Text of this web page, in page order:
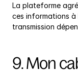
La plateforme
ces informations
transmission
9. Mon